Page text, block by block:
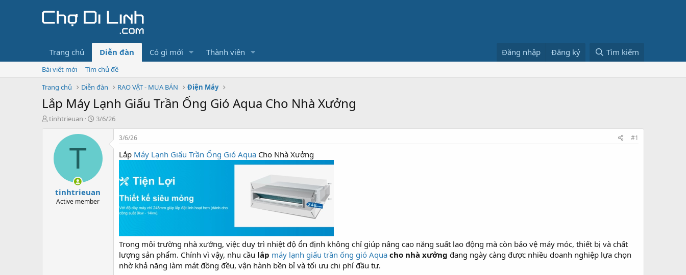
Trang chủ Diễn đàn Có gì mới Thành viên Đăng nhập Đăng ký Tìm kiếm
Bài viết mới
Tìm chủ đề
Trang chủ
Diễn đàn RAO VẶT - MUA BÁN Điện Máy
Lắp Máy Lạnh Giấu Trần Ống Gió Aqua Cho Nhà Xưởng
T
tinhtrieuan
N
y
i
3/6/26
T
tinhtrieuan
Active member
3/6/26 #1
Lắp Máy Lạnh Giấu Trần Ống Gió Aqua Cho Nhà Xưởng
Trong môi trường nhà xưởng, việc duy trì nhiệt độ ổn định không chỉ giúp nâng cao năng suất lao động mà còn bảo vệ máy móc, thiết bị và chất
lượng sản phẩm. Chính vì vậy, nhu cầu lắp máy lạnh giấu trần ống gió Aqua cho nhà xưởng đang ngày càng được nhiều doanh nghiệp lựa chọn
nhờ khả năng làm mát đồng đều, vận hành bền bỉ và tối ưu chi phí đầu tư.